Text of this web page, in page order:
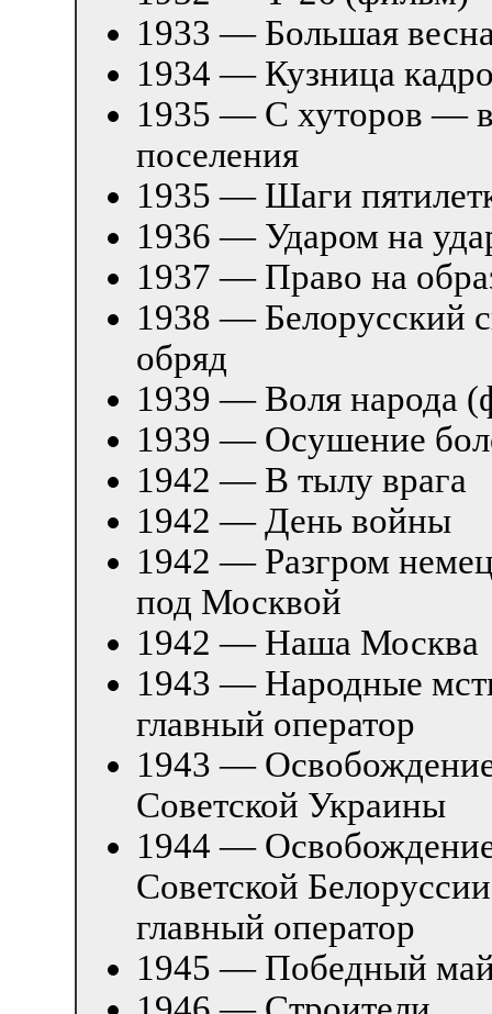
1933 — Большая
1934 — Кузница
1935 — С хуторов — в
поселения
1935 — Шаги
1936 — Ударом на
1937 — Право на
1938 — Белорусский
обряд
1939 — Воля народа
1939 — Осушение
1942 — В тылу врага
1942 — День войны
1942 — Разгром
под Москвой
1942 — Наша Москва
1943 — Народные
главный оператор
1943 —
Советской Украины
1944 —
Советской
главный оператор
1945 — Победный